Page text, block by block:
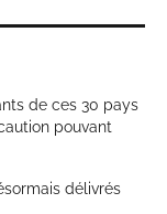
de ces 30 pays
pouvant
délivrés